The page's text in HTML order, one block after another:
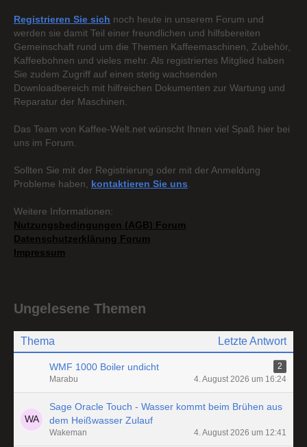
Registrieren Sie sich noch heute in unserem Forum und
werden sie damit Teil einer freundlichen und hilfsbereiten
Gemeinschaft rund um die Themen Kaffeemaschinen, Zubehör,
Kaffeebohnen und vieles mehr. Als registriertes Mitglied haben
Sie zudem Zugriff auf einen stetig wachsenden
Downloadbereich mit hilfreichen Dokumenten zur Wartung und
Reparatur der Maschinen.
Das Team von Kaffee-Welt.net wünscht Ihnen viel Spaß hier bei
uns im Forum.
Sollten Sie mit der Registrierung oder mit der Anmeldung
Probleme haben, kontaktieren Sie uns
Weitere Informationen:
Nutzungsbedingungen (AGB) Forum
Datenschutzerklärung Forum
Impressum
Ungelesene Themen
Thema Letzte Antwort
WMF 1000 Boiler undicht
2
Marabu
4. August 2026 um 16:24
Sage Oracle Touch - Wasser kommt beim Brühen aus
dem Heißwasser Zulauf
Wakeman 4. August 2026 um 12:41